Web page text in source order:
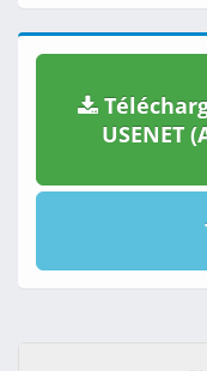
USENET